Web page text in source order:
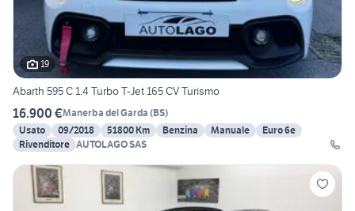
19
Abarth 595 C 1.4 Turbo T-Jet 165 CV Turismo
16.900 €Manerba del Garda (BS)
Usato
09/2018 51800 Km Benzina Manuale
Euro 6e
Rivenditore AUTOLAGO SAS